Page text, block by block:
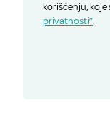
korišćenju, koje
privatnosti”.